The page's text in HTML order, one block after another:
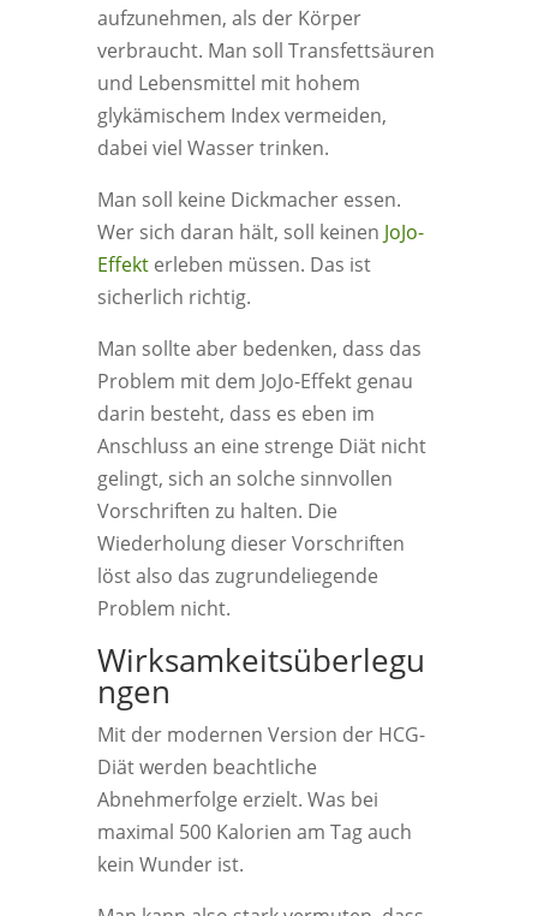
aufzunehmen, als der Körper
verbraucht. Man soll Transfettsäuren
und Lebensmittel mit hohem
glykämischem Index vermeiden,
dabei viel Wasser trinken.
Man soll keine Dickmacher essen.
Wer sich daran hält, soll keinen JoJo-
Effekterleben müssen. Das ist
sicherlich richtig.
Man sollte aber bedenken, dass das
Problem mit dem JoJo-Effekt genau
darin besteht, dass es eben im
Anschluss an eine strenge Diät nicht
gelingt, sich an solche sinnvollen
Vorschriften zu halten. Die
Wiederholung dieser Vorschriften
löst also das zugrundeliegende
Problem nicht.
Wirksamkeitsüberlegu
ngen
Mit der modernen Version der HCG-
Diät werden beachtliche
Abnehmerfolge erzielt. Was bei
maximal 500 Kalorien am Tag auch
kein Wunder ist.